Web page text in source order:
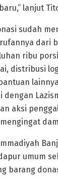
lanjut
sudah
dari
ribu
distribusi
dengan
aksi
umum
barang